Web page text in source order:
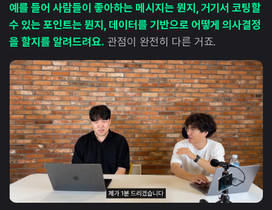
예를 들어 사람들이 좋아하는 메시지는 뭔지, 거기서 코팅할
수 있는 포인트는 뭔지, 데이터를 기반으로 어떻게 의사결정
을 할지를 알려드려요. 관점이 완전히 다른 거죠.